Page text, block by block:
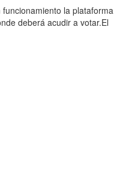
la plataforma
deberá acudir a votar.El